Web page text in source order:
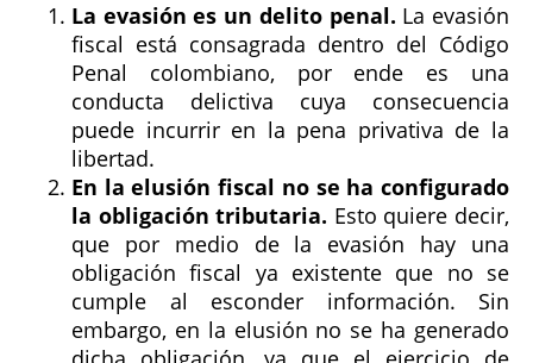
La evasión es un delito penal. La evasión
fiscal está consagrada dentro del Código
Penal colombiano, por ende es una
conducta delictiva cuya consecuencia
puede incurrir en la pena privativa de la
libertad.
En la elusión fiscal no se ha configurado
la obligación tributaria. Esto quiere decir,
que por medio de la evasión hay una
obligación fiscal ya existente que no se
cumple al esconder información. Sin
embargo, en la elusión no se ha generado